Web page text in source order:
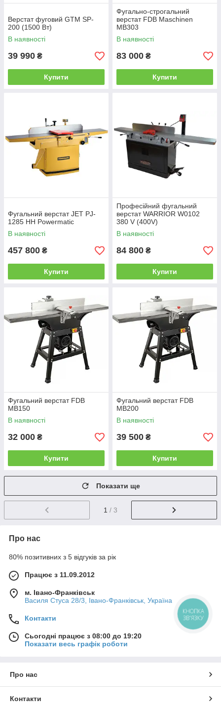
Верстат фуговий GTM SP-
200 (1500 Вт)
В наявності
39 990 ₴
Купити
Фугально-строгальний
верстат FDB Maschinen
MB303
В наявності
83 000 ₴
Купити
Фугальний верстат JET PJ-
1285 HH Powermatic
В наявності
457 800 ₴
Купити
Професійний фугальний
верстат WARRIOR W0102
380 V (400V)
В наявності
84 800 ₴
Купити
Фугальний верстат FDB
MB150
В наявності
32 000 ₴
Купити
Фугальний верстат FDB
MB200
В наявності
39 500 ₴
Купити
Показати ще
1 / 3
Про нас
80% позитивних з 5 відгуків за рік
Працює з 11.09.2012
м. Івано-Франківськ
Василя Стуса 28/3, Івано-Франківськ, Україна
Контакти
Сьогодні працює з 08:00 до 19:20
Показати весь графік роботи
Про нас
Контакти
КНОПКА
ЗВ'ЯЗКУ